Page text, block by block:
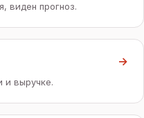
виден прогноз.
→
и выручке.